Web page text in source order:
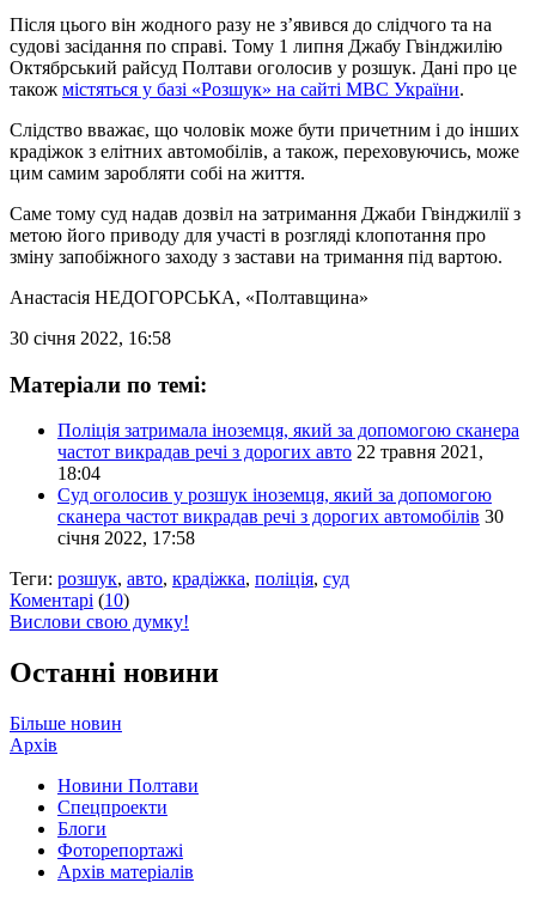
Після цього він жодного разу не з’явився до слідчого та на
судові засідання по справі. Тому 1 липня Джабу Гвінджилію
Октябрський райсуд Полтави оголосив у розшук. Дані про це
також містяться у базі «Розшук» на сайті МВС України.
Слідство вважає, що чоловік може бути причетним і до інших
крадіжок з елітних автомобілів, а також, переховуючись, може
цим самим заробляти собі на життя.
Саме тому суд надав дозвіл на затримання Джаби Гвінджилії з
метою його приводу для участі в розгляді клопотання про
зміну запобіжного заходу з застави на тримання під вартою.
Анастасія НЕДОГОРСЬКА, «Полтавщина»
30 січня 2022, 16:58
Матеріали по темі:
Поліція затримала іноземця, який за допомогою сканера
частот викрадав речі з дорогих авто 22 травня 2021,
18:04
Суд оголосив у розшук іноземця, який за допомогою
сканера частот викрадав речі з дорогих автомобілів 30
січня 2022, 17:58
Теги: розшук, авто, крадіжка, поліція, суд
Коментарі (10)
Вислови свою думку!
Останні новини
Більше новин
Архів
Новини Полтави
Спецпроекти
Блоги
Фоторепортажі
Архів матеріалів